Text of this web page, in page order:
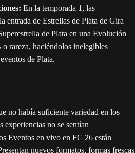
En la temporada 1, las
entrada de Estrellas de Plata de Gira
de Plata en una Evolución
rareza, haciéndolos inelegibles
de Plata.
no había suficiente variedad en los
experiencias no se sentían
Eventos en vivo en FC 26 están
nuevos formatos, formas frescas